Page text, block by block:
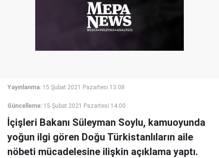
Yayınlanma: 15 Şubat 2021 Pazartesi 13:08
Güncelleme: 15 Şubat 2021 Pazartesi 14:00
İçişleri Bakanı Süleyman Soylu, kamuoyunda
yoğun ilgi gören Doğu Türkistanlıların aile
nöbeti mücadelesine ilişkin açıklama yaptı.